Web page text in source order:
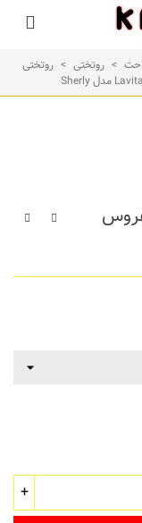
> روتختی > روتختی
+